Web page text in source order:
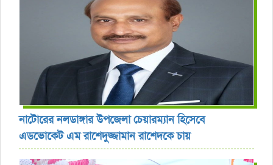
নাটোরের নলডাঙ্গার উপজেলা চেয়ারম্যান হিসেবে
এডভোকেট এম রাশেদুজ্জামান রাশেদকে চায়